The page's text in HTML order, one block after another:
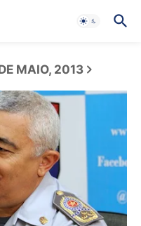
MAIO, 2013